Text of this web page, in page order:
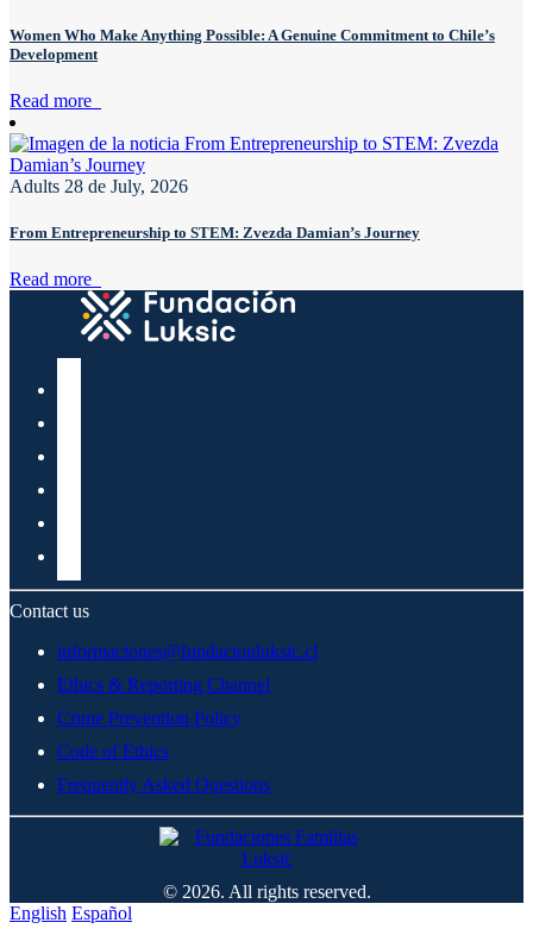
Women Who Make Anything Possible: A Genuine Commitment to Chile’s
Development
Read more
Adults 28 de July, 2026
From Entrepreneurship to STEM: Zvezda Damian’s Journey
Read more
Contact us
informaciones@fundacionluksic.cl
Ethics & Reporting Channel
Crime Prevention Policy
Code of Ethics
Frequently Asked Questions
© 2026. All rights reserved.
English Español